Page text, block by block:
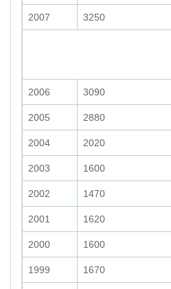
2007 3250
2006 3090
2005 2880
2004 2020
2003 1600
2002 1470
2001 1620
2000 1600
1999 1670